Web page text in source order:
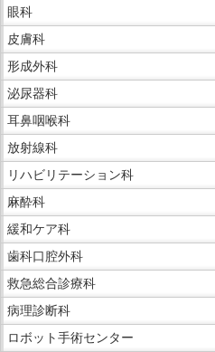
眼科
皮膚科
形成外科
泌尿器科
耳鼻咽喉科
放射線科
リハビリテーション科
麻酔科
緩和ケア科
歯科口腔外科
救急総合診療科
病理診断科
ロボット手術センター